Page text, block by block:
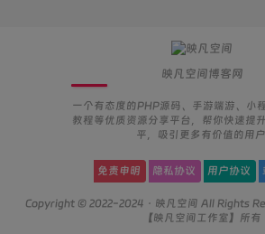
映凡空间博客网
一个有态度的PHP源码、手游端游、小
教程等优质资源分享平台，帮你快速提
平，吸引更多有价值的用
免责申明 隐私协议 用户协议
Copyright © 2022-2024 · 映凡空间 All Rights
【映凡空间工作室】所有